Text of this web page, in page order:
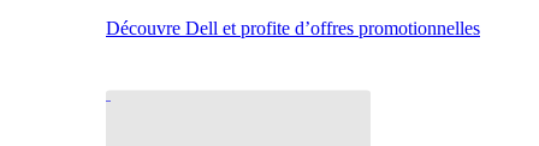
Découvre Dell et profite d’offres promotionnelles